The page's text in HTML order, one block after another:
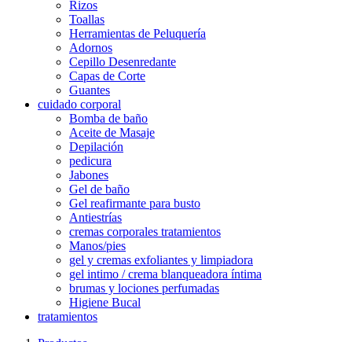
Rizos
Toallas
Herramientas de Peluquería
Adornos
Cepillo Desenredante
Capas de Corte
Guantes
cuidado corporal
Bomba de baño
Aceite de Masaje
Depilación
pedicura
Jabones
Gel de baño
Gel reafirmante para busto
Antiestrías
cremas corporales tratamientos
Manos/pies
gel y cremas exfoliantes y limpiadora
gel intimo / crema blanqueadora íntima
brumas y lociones perfumadas
Higiene Bucal
tratamientos